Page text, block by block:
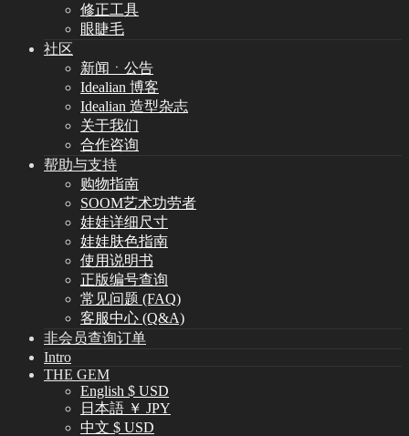
修正工具
眼睫毛
社区
新闻ㆍ公告
Idealian 博客
Idealian 造型杂志
关于我们
合作咨询
帮助与支持
购物指南
SOOM艺术功劳者
娃娃详细尺寸
娃娃肤色指南
使用说明书
正版编号查询
常见问题 (FAQ)
客服中心 (Q&A)
非会员查询订单
Intro
THE GEM
English $ USD
日本語 ￥ JPY
中文 $ USD